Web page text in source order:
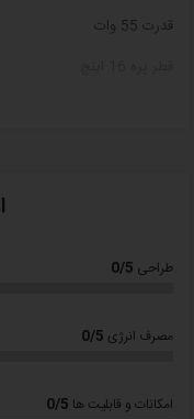
قدرت 55 وات
دارای تایمر خواب
قابلیت تنظیم ارتفاع در حالت
طراحی 0/5
مصرف انرژی 0/5
امکانات و قابلیت ها 0/5